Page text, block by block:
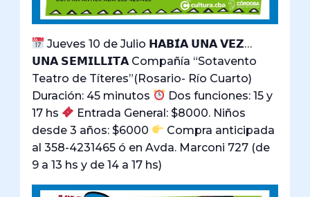
Jueves 10 de Julio 𝗛𝗔𝗕𝗜́𝗔 𝗨𝗡𝗔 𝗩𝗘𝗭…
𝗨𝗡𝗔 𝗦𝗘𝗠𝗜𝗟𝗟𝗜𝗧𝗔 Compañía “Sotavento
Teatro de Títeres”(Rosario- Río Cuarto)
Duración: 45 minutos
Dos funciones: 15 y
17 hs
Entrada General: $8000. Niños
desde 3 años: $6000
Compra anticipada
al 358-4231465 ó en Avda. Marconi 727 (de
9 a 13 hs y de 14 a 17 hs)